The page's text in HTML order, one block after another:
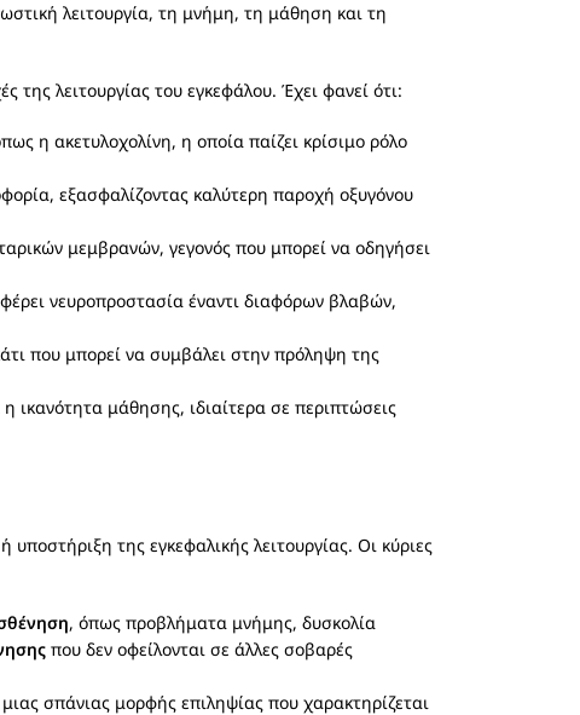
λειτουργία, τη μνήμη, τη μάθηση και τη
της λειτουργίας του εγκεφάλου. Έχει φανεί ότι:
η ακετυλοχολίνη, η οποία παίζει κρίσιμο ρόλο
εξασφαλίζοντας καλύτερη παροχή οξυγόνου
μεμβρανών, γεγονός που μπορεί να οδηγήσει
νευροπροστασία έναντι διαφόρων βλαβών,
που μπορεί να συμβάλει στην πρόληψη της
μάθησης, ιδιαίτερα σε περιπτώσεις
της εγκεφαλικής λειτουργίας. Οι κύριες
, όπως προβλήματα μνήμης, δυσκολία
που δεν οφείλονται σε άλλες σοβαρές
σπάνιας μορφής επιληψίας που χαρακτηρίζεται